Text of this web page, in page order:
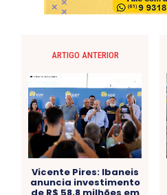
ARTIGO ANTERIOR
Vicente Pires: Ibaneis
anuncia investimento